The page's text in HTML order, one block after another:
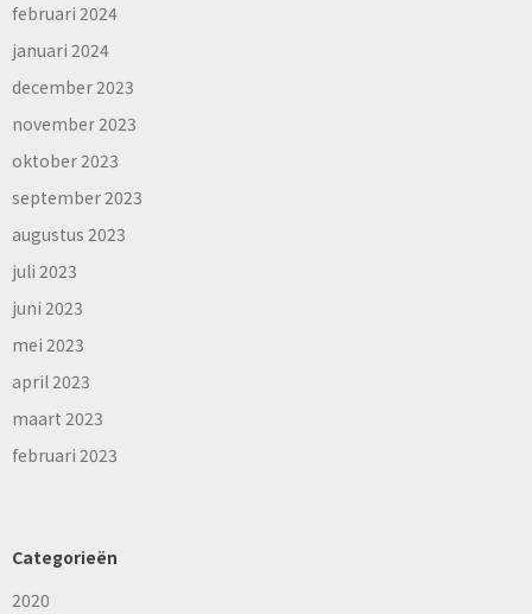
februari 2024
januari 2024
december 2023
november 2023
oktober 2023
september 2023
augustus 2023
juli 2023
juni 2023
mei 2023
april 2023
maart 2023
februari 2023
Categorieën
2020